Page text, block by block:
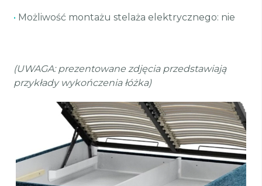
• Możliwość montażu stelaża elektrycznego: nie
(UWAGA: prezentowane zdjęcia przedstawiają
przykłady wykończenia łóżka)